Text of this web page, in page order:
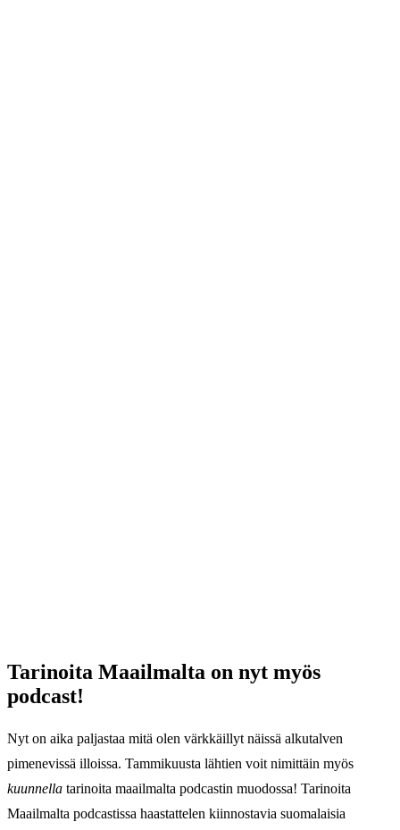
Tarinoita Maailmalta on nyt myös
podcast!
Nyt on aika paljastaa mitä olen värkkäillyt näissä alkutalven
pimenevissä illoissa. Tammikuusta lähtien voit nimittäin myös
kuunnella tarinoita maailmalta podcastin muodossa! Tarinoita
Maailmalta podcastissa haastattelen kiinnostavia suomalaisia